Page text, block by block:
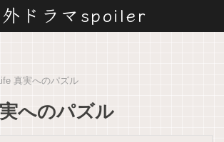
ドラマspoiler
Life 真実へのパズル
へのパズル